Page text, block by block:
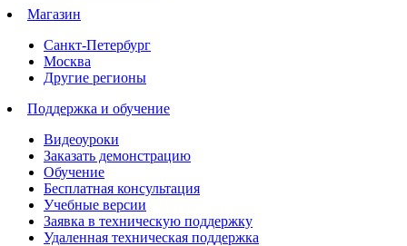
Магазин
Санкт-Петербург
Москва
Другие регионы
Поддержка и обучение
Видеоуроки
Заказать демонстрацию
Обучение
Бесплатная консультация
Учебные версии
Заявка в техническую поддержку
Удаленная техническая поддержка